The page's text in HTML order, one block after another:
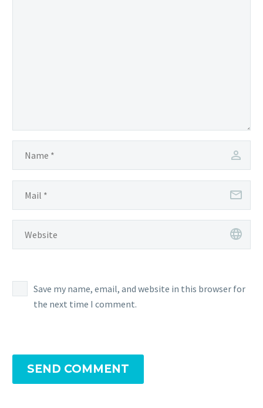
Save my name, email, and website in this browser for
the next time I comment.
SEND COMMENT